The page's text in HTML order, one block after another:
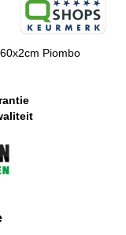
Piombo